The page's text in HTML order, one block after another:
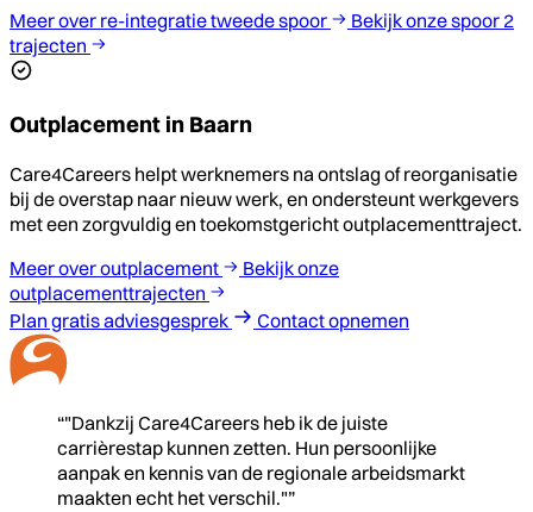
Meer over re-integratie tweede spoor
Bekijk onze spoor 2
trajecten
Outplacement in Baarn
Care4Careers helpt werknemers na ontslag of reorganisatie
bij de overstap naar nieuw werk, en ondersteunt werkgevers
met een zorgvuldig en toekomstgericht outplacementtraject.
Meer over outplacement
Bekijk onze
outplacementtrajecten
Plan gratis adviesgesprek
Contact opnemen
“"Dankzij Care4Careers heb ik de juiste
carrièrestap kunnen zetten. Hun persoonlijke
aanpak en kennis van de regionale arbeidsmarkt
maakten echt het verschil."”